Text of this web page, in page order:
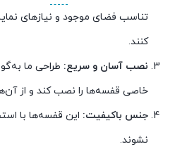
تناسب فضای موجود و نیازهای
کنند.
نصب آسان و سریع: طراحی ما
خاصی قفسه‌ها را نصب کند و از آن‌ها
جنس باکیفیت: این قفسه‌ها با
نشوند.